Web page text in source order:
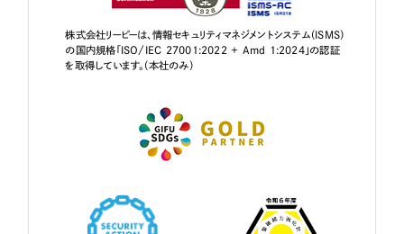
株式会社リーピーは、情報セキュリティマネジメントシステム（ISMS）
の国内規格「ISO/IEC 27001:2022 + Amd 1:2024」の認証
を取得しています。（本社のみ）